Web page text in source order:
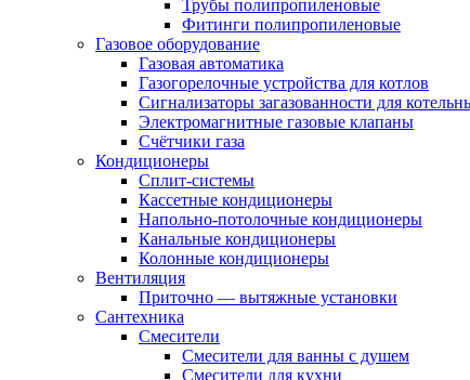
Трубы полипропиленовые
Фитинги полипропиленовые
Газовое оборудование
Газовая автоматика
Газогорелочные устройства для котлов
Сигнализаторы загазованности для
Электромагнитные газовые клапаны
Счётчики газа
Кондиционеры
Сплит-системы
Кассетные кондиционеры
Напольно-потолочные кондиционеры
Канальные кондиционеры
Колонные кондиционеры
Вентиляция
Приточно — вытяжные установки
Сантехника
Смесители
Смесители для ванны с душем
Смесители для кухни